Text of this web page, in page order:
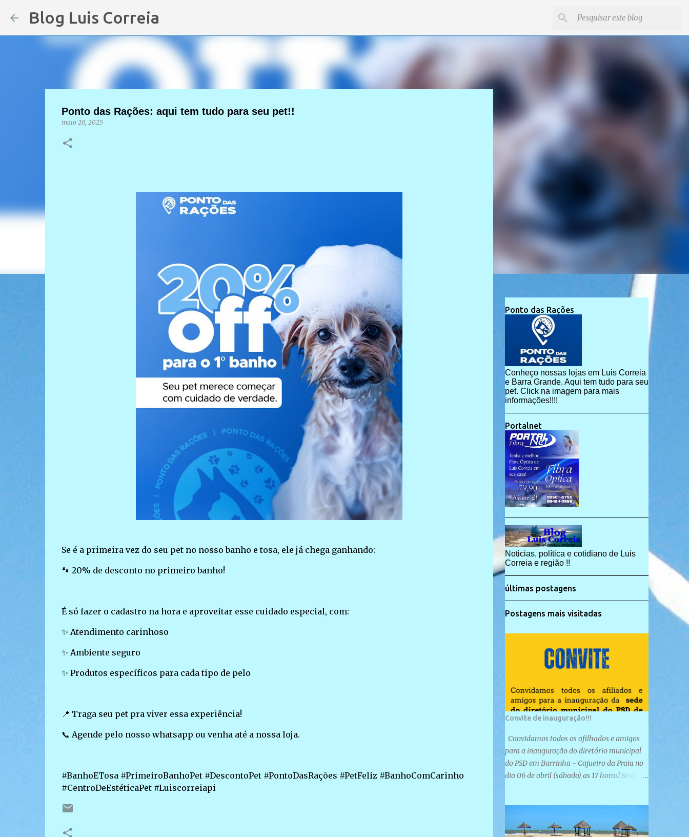
Blog Luis Correia
Ponto das Rações: aqui tem tudo para seu pet!!
maio 20, 2025
Se é a primeira vez do seu pet no nosso banho e tosa, ele já chega ganhando:
🐾 20% de desconto no primeiro banho!
É só fazer o cadastro na hora e aproveitar esse cuidado especial, com:
✨ Atendimento carinhoso
✨ Ambiente seguro
✨ Produtos específicos para cada tipo de pelo
📍 Traga seu pet pra viver essa experiência!
📞 Agende pelo nosso whatsapp ou venha até a nossa loja.
#BanhoETosa #PrimeiroBanhoPet #DescontoPet #PontoDasRações #PetFeliz #BanhoComCarinho
#CentroDeEstéticaPet #Luiscorreiapi
Ponto das Rações
Conheço nossas lojas em Luis Correia
e Barra Grande. Aqui tem tudo para seu
pet. Click na imagem para mais
informações!!!!
Portalnet
Noticias, política e cotidiano de Luis
Correia e região !!
últimas postagens
Postagens mais visitadas
Convite de inauguração!!!
Convidamos todos os afilhados e amigos
para a inauguração do diretório municipal
do PSD em Barrinha - Cajueiro da Praia no
dia 06 de abril (sábado) as 17 horas! Será
localizada na Rua São José, 98 Barrinha -